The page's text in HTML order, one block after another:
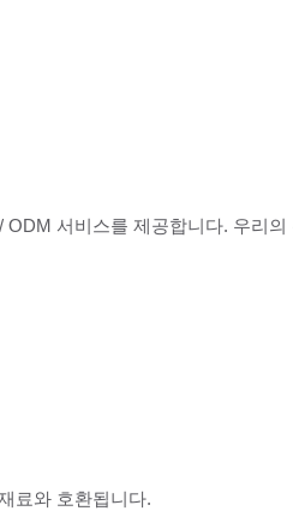
서비스를 제공합니다. 우리
료와 호환됩니다.